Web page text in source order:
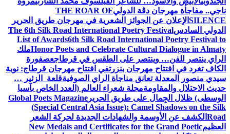
ناجي.. مفاجأة مهرجان دڨة الدوليTHE ROAR OF
SILENCE الإعلان عن الجوائز الشعرية في مهرجان طريق الحرير
الدولي السادسThe 6th Silk Road International Poetry Festival
List of Awards6th Silk Road International Poetry Festival to
Honor Poets and Celebrate Cultural Dialogue in Almatyملك
الراي ينتصر للفن… وينتصر على الطقس في قرطاجعصفورة
الكاف تغرد في افتتاح مهرجان بنزرتفي افتتاح مهرجان قرطاج: نوبة
سيدي منصور المعدلة تعانق مناجاة الراي الصوفيةقلعة الزئير …
حديث الاحتلال والمقاومةمجلة شعراء العالم (العدد الخاص بآسيا
الوسطى) ظلال الجِمال على طريق الحرير Global Poets Magazine
(Special Central Asia Issue): Camel Shadows on the Silk
Road الكشف عن الأوسمة والشهادات الجديدة لحركة الشعر
العظيمNew Medals and Certificates for the Grand Poetic